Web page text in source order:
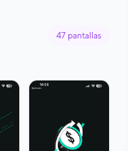
47 pantallas